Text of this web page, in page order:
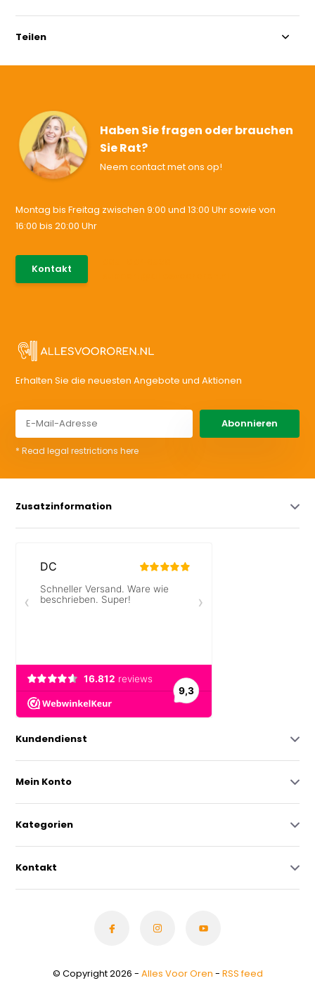
Teilen
Haben Sie fragen oder brauchen
Sie Rat?
Neem contact met ons op!
Montag bis Freitag zwischen 9:00 und 13:00 Uhr sowie von
16:00 bis 20:00 Uhr
Kontakt
Erhalten Sie die neuesten Angebote und Aktionen
Abonnieren
* Read legal restrictions here
Zusatzinformation
Kundendienst
Mein Konto
Kategorien
Kontakt
© Copyright 2026 - Alles Voor Oren - RSS feed